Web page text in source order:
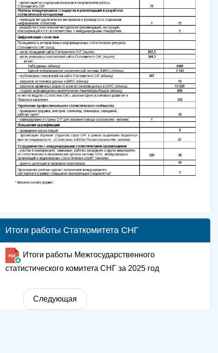
Итоги работы Статкомитета СНГ
Итоги работы Межгосударственного
статистического комитета СНГ за 2025 год
Следующая